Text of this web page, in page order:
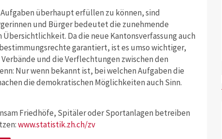
überhaupt erfüllen zu können, sind
und Bürger bedeutet die zunehmende
Da die neue Kantonsverfassung auch
garantiert, ist es umso wichtiger,
und die Verflechtungen zwischen den
Nur wenn bekannt ist, bei welchen Aufgaben die
die demokratischen Möglichkeiten auch Sinn.
Friedhöfe, Spitäler oder Sportanlagen betreiben
www.statistik.zh.ch/zv